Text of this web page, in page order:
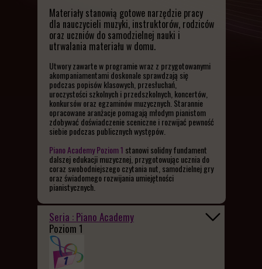
Materiały stanowią gotowe narzędzie pracy
dla nauczycieli muzyki, instruktorów, rodziców
oraz uczniów do samodzielnej nauki i
utrwalania materiału w domu.
Utwory zawarte w programie wraz z przygotowanymi
akompaniamentami doskonale sprawdzają się
podczas popisów klasowych, przesłuchań,
uroczystości szkolnych i przedszkolnych, koncertów,
konkursów oraz egzaminów muzycznych. Starannie
opracowane aranżacje pomagają młodym pianistom
zdobywać doświadczenie sceniczne i rozwijać pewność
siebie podczas publicznych występów.
Piano AcademyPoziom 1 stanowi solidny fundament
dalszej edukacji muzycznej, przygotowując ucznia do
coraz swobodniejszego czytania nut, samodzielnej gry
oraz świadomego rozwijania umiejętności
pianistycznych.
Seria : Piano Academy
Poziom 1